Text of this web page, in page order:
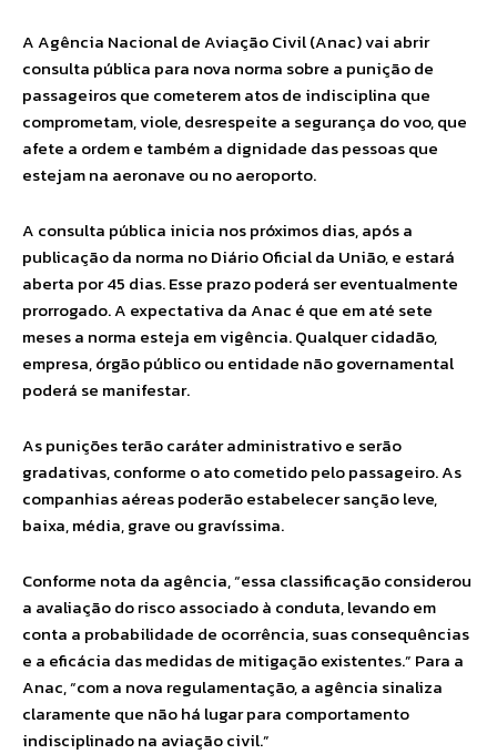
A Agência Nacional de Aviação Civil (Anac) vai abrir
consulta pública para nova norma sobre a punição de
passageiros que cometerem atos de indisciplina que
comprometam, viole, desrespeite a segurança do voo, que
afete a ordem e também a dignidade das pessoas que
estejam na aeronave ou no aeroporto.
A consulta pública inicia nos próximos dias, após a
publicação da norma no Diário Oficial da União, e estará
aberta por 45 dias. Esse prazo poderá ser eventualmente
prorrogado. A expectativa da Anac é que em até sete
meses a norma esteja em vigência. Qualquer cidadão,
empresa, órgão público ou entidade não governamental
poderá se manifestar.
As punições terão caráter administrativo e serão
gradativas, conforme o ato cometido pelo passageiro. As
companhias aéreas poderão estabelecer sanção leve,
baixa, média, grave ou gravíssima.
Conforme nota da agência, “essa classificação considerou
a avaliação do risco associado à conduta, levando em
conta a probabilidade de ocorrência, suas consequências
e a eficácia das medidas de mitigação existentes.” Para a
Anac, “com a nova regulamentação, a agência sinaliza
claramente que não há lugar para comportamento
indisciplinado na aviação civil.”